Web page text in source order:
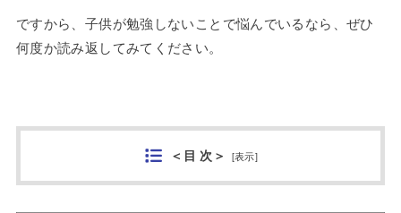
ですから、子供が勉強しないことで悩んでいるなら、ぜひ
何度か読み返してみてください。
＜目 次＞ [表示]